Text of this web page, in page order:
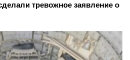
тревожное заявление о